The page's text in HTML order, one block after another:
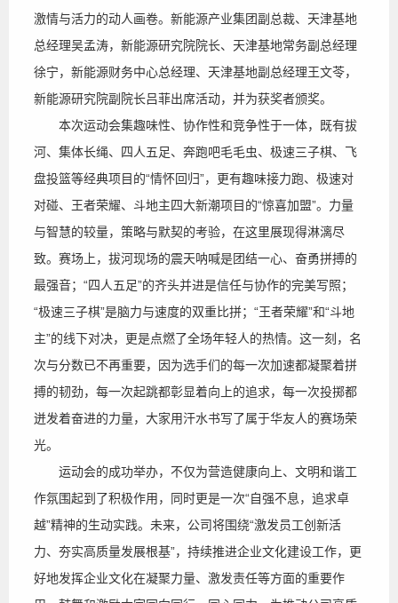
激情与活力的动人画卷。新能源产业集团副总裁、天津基地
总经理吴孟涛，新能源研究院院长、天津基地常务副总经理
徐宁，新能源财务中心总经理、天津基地副总经理王文苓，
新能源研究院副院长吕菲出席活动，并为获奖者颁奖。
本次运动会集趣味性、协作性和竞争性于一体，既有拔
河、集体长绳、四人五足、奔跑吧毛毛虫、极速三子棋、飞
盘投篮等经典项目的“情怀回归”，更有趣味接力跑、极速对
对碰、王者荣耀、斗地主四大新潮项目的“惊喜加盟”。力量
与智慧的较量，策略与默契的考验，在这里展现得淋漓尽
致。赛场上，拔河现场的震天呐喊是团结一心、奋勇拼搏的
最强音；“四人五足”的齐头并进是信任与协作的完美写照；
“极速三子棋”是脑力与速度的双重比拼；“王者荣耀”和“斗地
主”的线下对决，更是点燃了全场年轻人的热情。这一刻，名
次与分数已不再重要，因为选手们的每一次加速都凝聚着拼
搏的韧劲，每一次起跳都彰显着向上的追求，每一次投掷都
迸发着奋进的力量，大家用汗水书写了属于华友人的赛场荣
光。
运动会的成功举办，不仅为营造健康向上、文明和谐工
作氛围起到了积极作用，同时更是一次“自强不息，追求卓
越”精神的生动实践。未来，公司将围绕“激发员工创新活
力、夯实高质量发展根基”，持续推进企业文化建设工作，更
好地发挥企业文化在凝聚力量、激发责任等方面的重要作